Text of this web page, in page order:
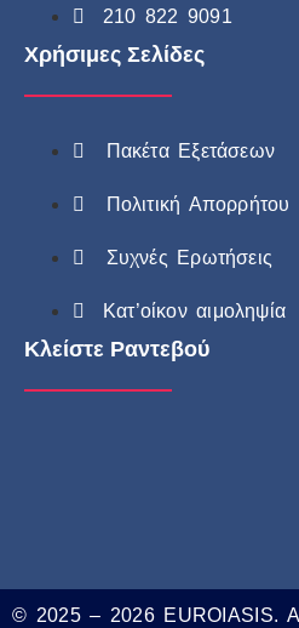
210 822 9091
Χρήσιμες Σελίδες
Πακέτα Εξετάσεων
Πολιτική Απορρήτου
Συχνές Ερωτήσεις
Κατ’οίκον αιμοληψία
Κλείστε Ραντεβού
© 2025 – 2026 EUROIASIS.